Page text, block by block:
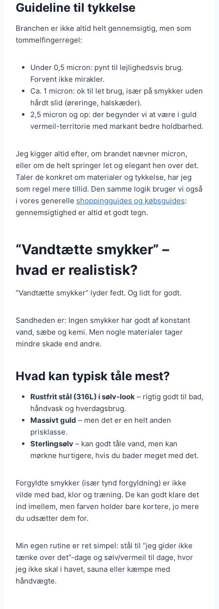
Guideline til tykkelse
Branchen er ikke altid helt gennemsigtig, men som
tommelfingerregel:
Under 0,5 micron: pynt til lejlighedsvis brug.
Forvent ikke mirakler.
Ca. 1 micron: ok til let brug, især på smykker uden
hårdt slid (øreringe, halskæder).
2,5 micron og op: der begynder vi at være i guld
vermeil-territorie med markant bedre holdbarhed.
Jeg kigger altid efter, om brandet nævner micron,
eller om de helt springer let og elegant hen over det.
Taler de konkret om materialer og tykkelse, har jeg
som regel mere tillid. Den samme logik bruger vi også
i vores generelle shoppingguides og købsguides:
gennemsigtighed er altid et godt tegn.
“Vandtætte smykker” –
hvad er realistisk?
“Vandtætte smykker” lyder fedt. Og lidt for godt.
Sandheden er: Ingen smykker har godt af konstant
vand, sæbe og kemi. Men nogle materialer tager
mindre skade end andre.
Hvad kan typisk tåle mest?
Rustfrit stål (316L) i sølv-look – rigtig godt til bad,
håndvask og hverdagsbrug.
Massivt guld – men det er en helt anden
prisklasse.
Sterlingsølv – kan godt tåle vand, men kan
mørkne hurtigere, hvis du bader meget med det.
Forgyldte smykker (især tynd forgyldning) er ikke
vilde med bad, klor og træning. De kan godt klare det
ind imellem, men farven holder bare kortere, jo mere
du udsætter dem for.
Min egen rutine er ret simpel: stål til “jeg gider ikke
tænke over det”-dage og sølv/vermeil til dage, hvor
jeg ikke skal i havet, sauna eller kæmpe med
håndvægte.